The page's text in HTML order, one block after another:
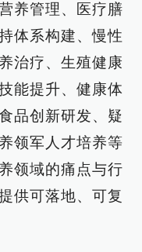
养管理、医疗膳
体系构建、慢性
治疗、生殖健康
能提升、健康体
品创新研发、疑
领军人才培养等
领域的痛点与行
供可落地、可复